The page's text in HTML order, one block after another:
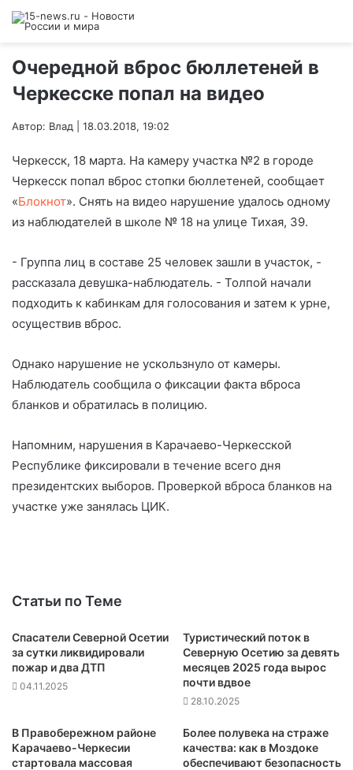
Очередной вброс бюллетеней в
Черкесске попал на видео
Автор: Влад | 18.03.2018, 19:02
Черкесск, 18 марта. На камеру участка №2 в городе
Черкесск попал вброс стопки бюллетеней, сообщает
«Блокнот». Снять на видео нарушение удалось одному
из наблюдателей в школе № 18 на улице Тихая, 39.
- Группа лиц в составе 25 человек зашли в участок, -
рассказала девушка-наблюдатель. - Толпой начали
подходить к кабинкам для голосования и затем к урне,
осуществив вброс.
Однако нарушение не ускользнуло от камеры.
Наблюдатель сообщила о фиксации факта вброса
бланков и обратилась в полицию.
Напомним, нарушения в Карачаево-Черкесской
Республике фиксировали в течение всего дня
президентских выборов. Проверкой вброса бланков на
участке уже занялась ЦИК.
Статьи по Теме
Спасатели Северной Осетии
за сутки ликвидировали
пожар и два ДТП
04.11.2025
Туристический поток в
Северную Осетию за девять
месяцев 2025 года вырос
почти вдвое
28.10.2025
В Правобережном районе
Карачаево-Черкесии
стартовала массовая
Более полувека на страже
качества: как в Моздоке
обеспечивают безопасность